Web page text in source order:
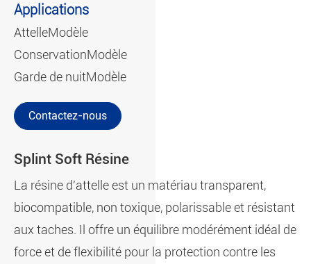
Applications
AttelleModèle
ConservationModèle
Garde de nuitModèle
Contactez-nous
Splint Soft Résine
La résine d'attelle est un matériau transparent,
biocompatible, non toxique, polarissable et résistant
aux taches. Il offre un équilibre modérément idéal de
force et de flexibilité pour la protection contre les